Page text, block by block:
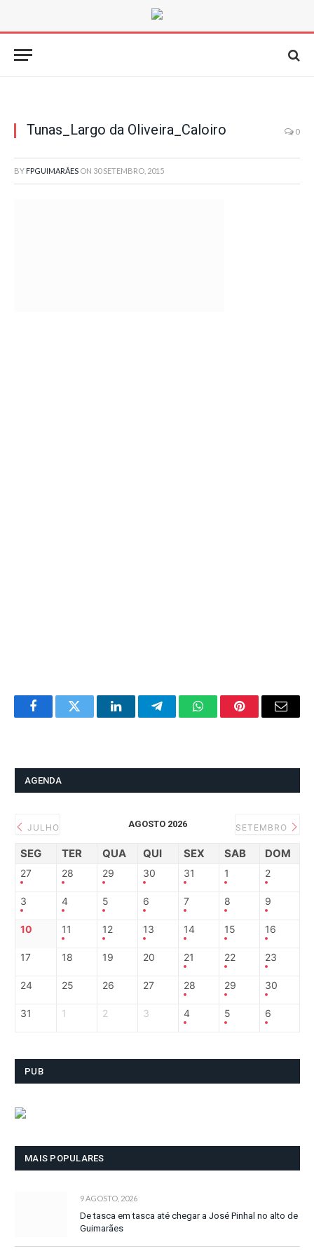
Tunas_Largo da Oliveira_Caloiro 0
BY FPGUIMARÃES ON 30 SETEMBRO, 2015
FacebookTwitter LinkedInTelegramWhatsAppPinterestEmail
AGENDA
JULHO AGOSTO 2026 SETEMBRO
SEG TER QUA QUI SEX SAB DOM
27 28 29 30 31 1 2
3 4 5 6 7 8 9
10 11 12 13 14 15 16
17 18 19 20 21 22 23
24 25 26 27 28 29 30
31 1 2 3 4 5 6
PUB
MAIS POPULARES
9 AGOSTO, 2026
De tasca em tasca até chegar a José Pinhal no alto de
Guimarães